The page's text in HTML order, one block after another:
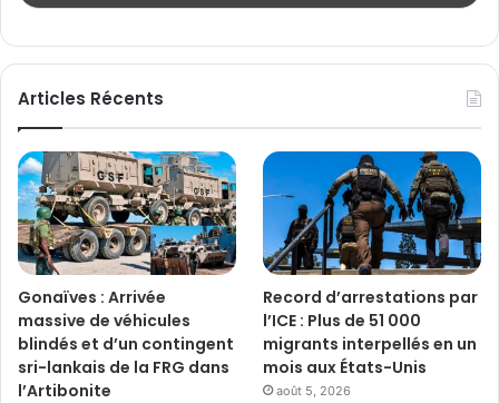
Articles Récents
Gonaïves : Arrivée
massive de véhicules
blindés et d’un contingent
sri-lankais de la FRG dans
l’Artibonite
Record d’arrestations par
l’ICE : Plus de 51 000
migrants interpellés en un
mois aux États-Unis
août 5, 2026